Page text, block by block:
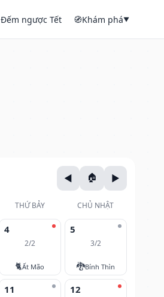
Đếm ngược Tết 🧭Khám phá▼
THỨ BẢY CHỦ NHẬT
4
2/2
🐈Ất Mão
5
3/2
🐉Bính Thìn
11 12